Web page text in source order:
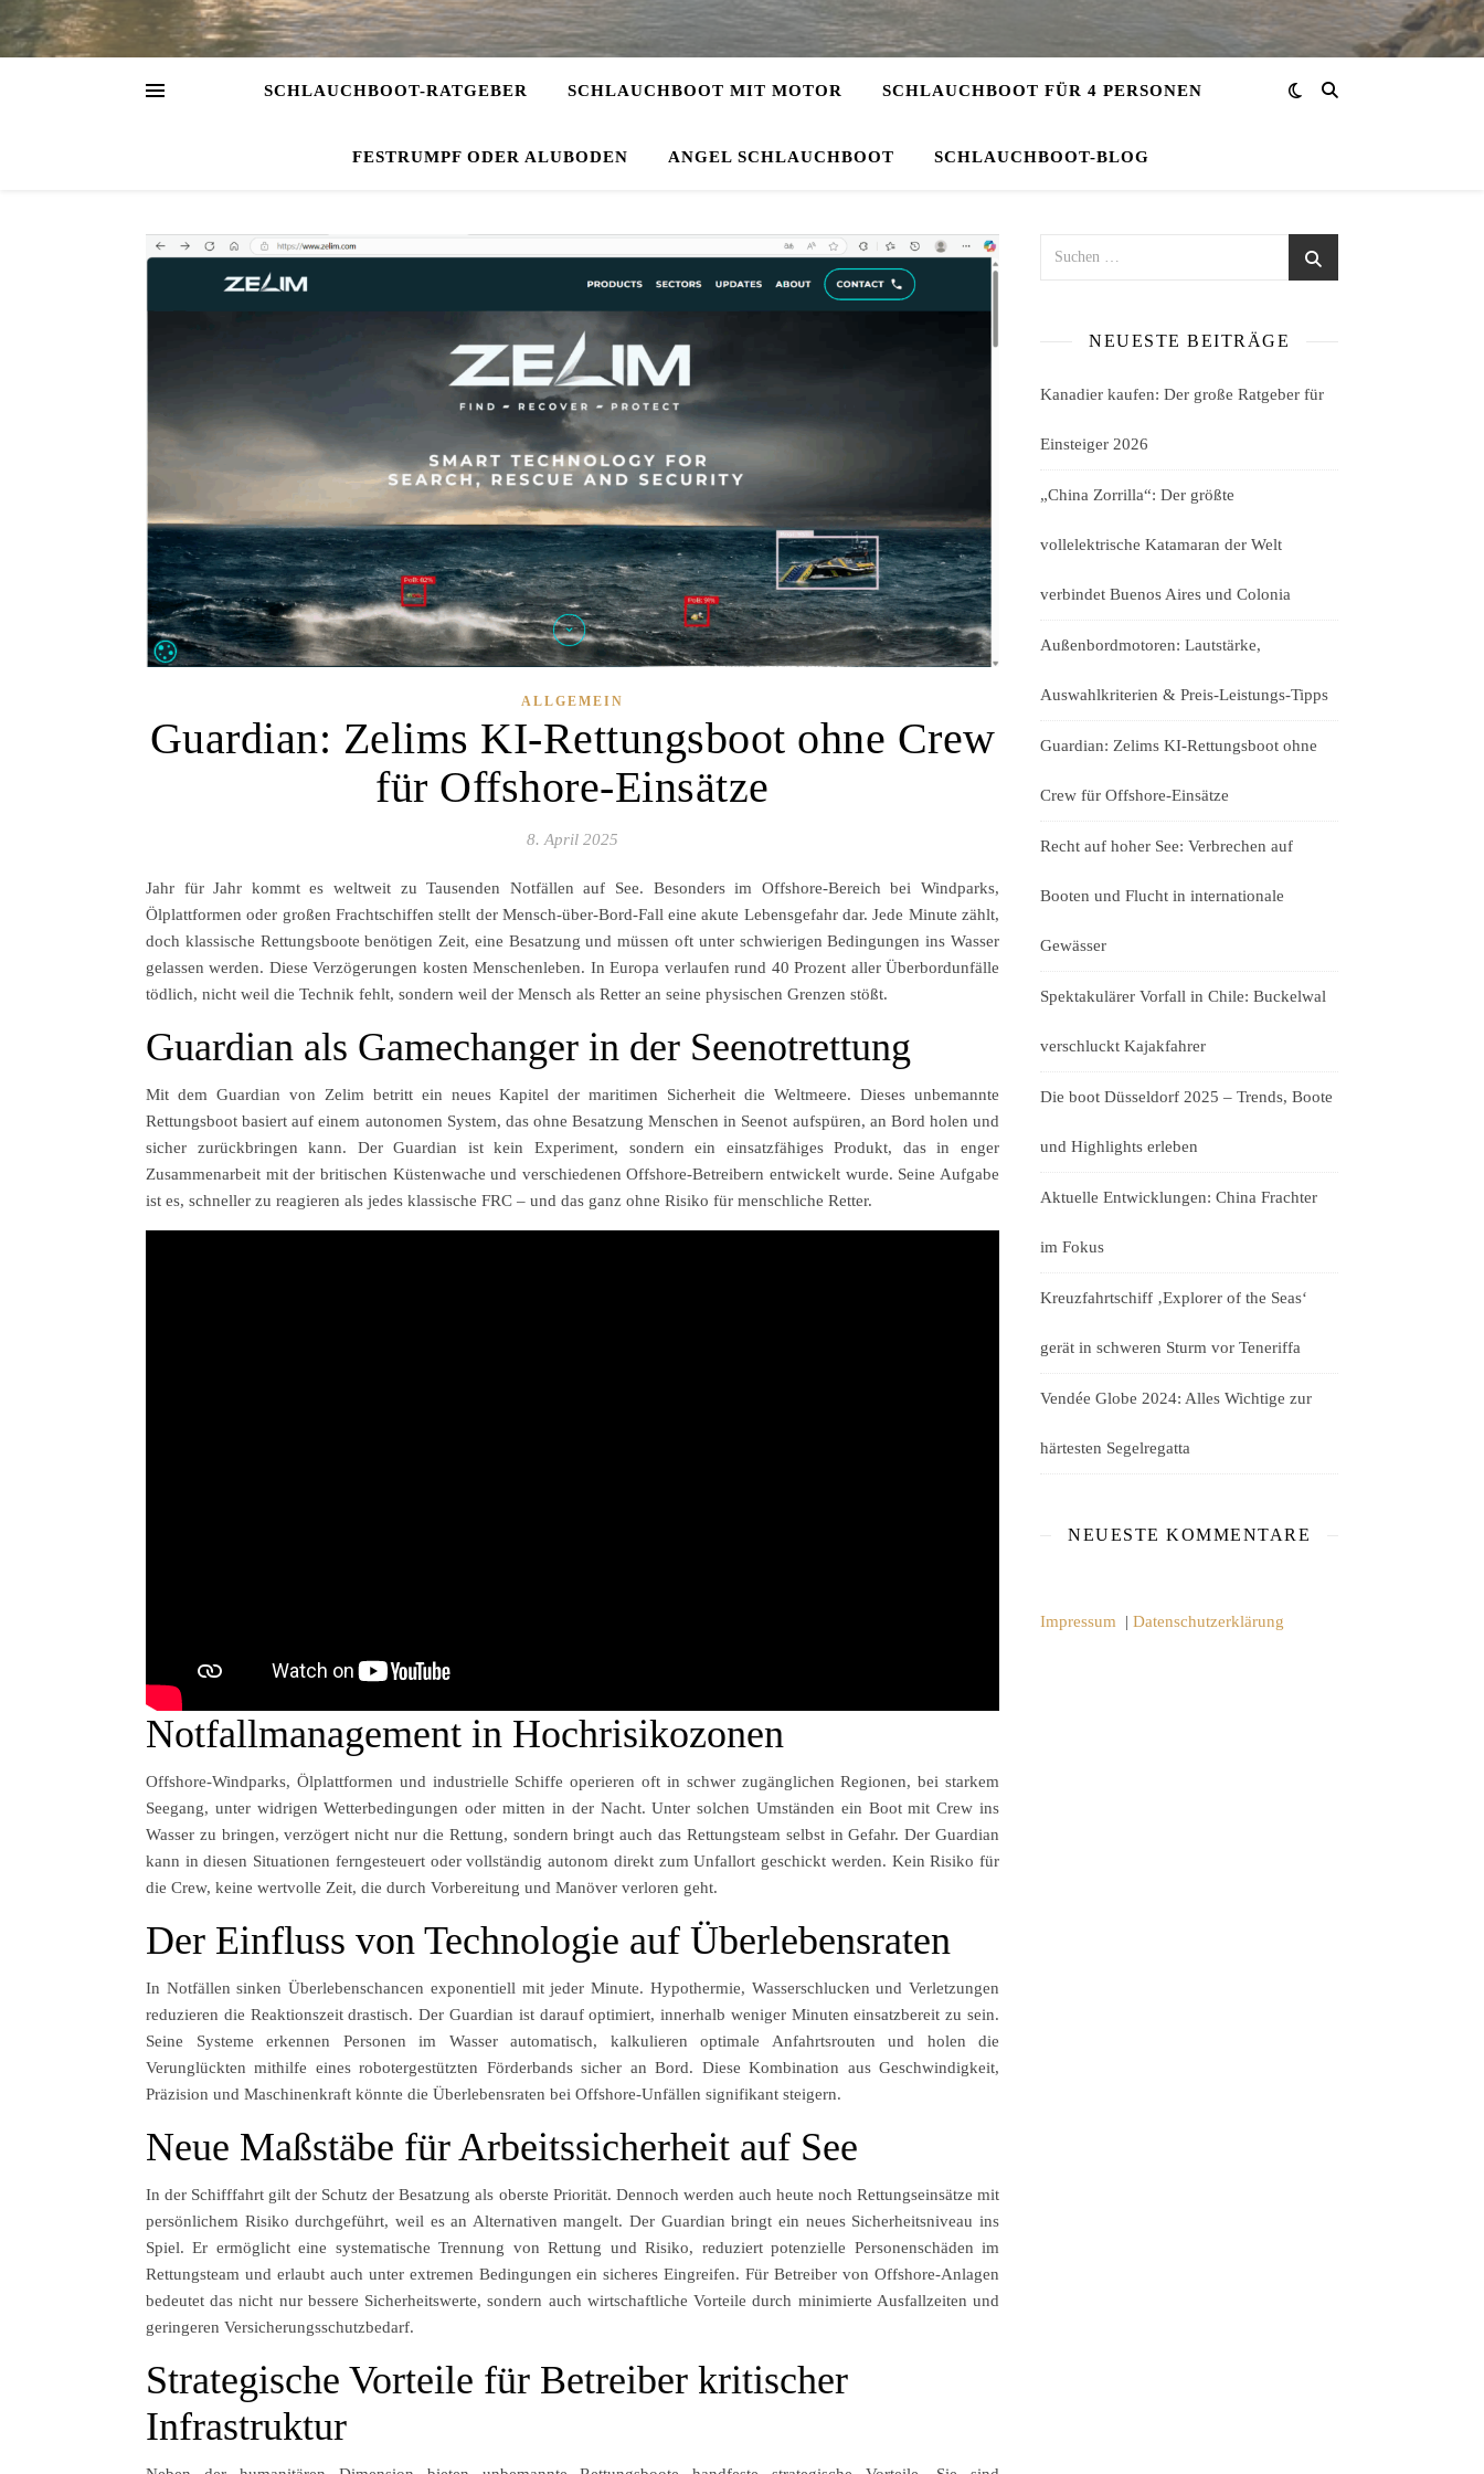
SCHLAUCHBOOT-RATGEBER SCHLAUCHBOOT MIT MOTOR SCHLAUCHBOOT FÜR 4 PERSONEN
FESTRUMPF ODER ALUBODEN ANGEL SCHLAUCHBOOT SCHLAUCHBOOT-BLOG
ALLGEMEIN
Guardian: Zelims KI-Rettungsboot ohne Crew
für Offshore-Einsätze
8. April 2025
Jahr für Jahr kommt es weltweit zu Tausenden Notfällen auf See. Besonders im Offshore-Bereich bei Windparks,
Ölplattformen oder großen Frachtschiffen stellt der Mensch-über-Bord-Fall eine akute Lebensgefahr dar. Jede Minute zählt,
doch klassische Rettungsboote benötigen Zeit, eine Besatzung und müssen oft unter schwierigen Bedingungen ins Wasser
gelassen werden. Diese Verzögerungen kosten Menschenleben. In Europa verlaufen rund 40 Prozent aller Überbordunfälle
tödlich, nicht weil die Technik fehlt, sondern weil der Mensch als Retter an seine physischen Grenzen stößt.
Guardian als Gamechanger in der Seenotrettung
Mit dem Guardian von Zelim betritt ein neues Kapitel der maritimen Sicherheit die Weltmeere. Dieses unbemannte
Rettungsboot basiert auf einem autonomen System, das ohne Besatzung Menschen in Seenot aufspüren, an Bord holen und
sicher zurückbringen kann. Der Guardian ist kein Experiment, sondern ein einsatzfähiges Produkt, das in enger
Zusammenarbeit mit der britischen Küstenwache und verschiedenen Offshore-Betreibern entwickelt wurde. Seine Aufgabe
ist es, schneller zu reagieren als jedes klassische FRC – und das ganz ohne Risiko für menschliche Retter.
Notfallmanagement in Hochrisikozonen
Offshore-Windparks, Ölplattformen und industrielle Schiffe operieren oft in schwer zugänglichen Regionen, bei starkem
Seegang, unter widrigen Wetterbedingungen oder mitten in der Nacht. Unter solchen Umständen ein Boot mit Crew ins
Wasser zu bringen, verzögert nicht nur die Rettung, sondern bringt auch das Rettungsteam selbst in Gefahr. Der Guardian
kann in diesen Situationen ferngesteuert oder vollständig autonom direkt zum Unfallort geschickt werden. Kein Risiko für
die Crew, keine wertvolle Zeit, die durch Vorbereitung und Manöver verloren geht.
Der Einfluss von Technologie auf Überlebensraten
In Notfällen sinken Überlebenschancen exponentiell mit jeder Minute. Hypothermie, Wasserschlucken und Verletzungen
reduzieren die Reaktionszeit drastisch. Der Guardian ist darauf optimiert, innerhalb weniger Minuten einsatzbereit zu sein.
Seine Systeme erkennen Personen im Wasser automatisch, kalkulieren optimale Anfahrtsrouten und holen die
Verunglückten mithilfe eines robotergestützten Förderbands sicher an Bord. Diese Kombination aus Geschwindigkeit,
Präzision und Maschinenkraft könnte die Überlebensraten bei Offshore-Unfällen signifikant steigern.
Neue Maßstäbe für Arbeitssicherheit auf See
In der Schifffahrt gilt der Schutz der Besatzung als oberste Priorität. Dennoch werden auch heute noch Rettungseinsätze mit
persönlichem Risiko durchgeführt, weil es an Alternativen mangelt. Der Guardian bringt ein neues Sicherheitsniveau ins
Spiel. Er ermöglicht eine systematische Trennung von Rettung und Risiko, reduziert potenzielle Personenschäden im
Rettungsteam und erlaubt auch unter extremen Bedingungen ein sicheres Eingreifen. Für Betreiber von Offshore-Anlagen
bedeutet das nicht nur bessere Sicherheitswerte, sondern auch wirtschaftliche Vorteile durch minimierte Ausfallzeiten und
geringeren Versicherungsschutzbedarf.
Strategische Vorteile für Betreiber kritischer
Infrastruktur
NEUESTE BEITRÄGE
Kanadier kaufen: Der große Ratgeber für
Einsteiger 2026
„China Zorrilla“: Der größte
vollelektrische Katamaran der Welt
verbindet Buenos Aires und Colonia
Außenbordmotoren: Lautstärke,
Auswahlkriterien & Preis-Leistungs-Tipps
Guardian: Zelims KI-Rettungsboot ohne
Crew für Offshore-Einsätze
Recht auf hoher See: Verbrechen auf
Booten und Flucht in internationale
Gewässer
Spektakulärer Vorfall in Chile: Buckelwal
verschluckt Kajakfahrer
Die boot Düsseldorf 2025 – Trends, Boote
und Highlights erleben
Aktuelle Entwicklungen: China Frachter
im Fokus
Kreuzfahrtschiff ‚Explorer of the Seas‘
gerät in schweren Sturm vor Teneriffa
Vendée Globe 2024: Alles Wichtige zur
härtesten Segelregatta
NEUESTE KOMMENTARE
Impressum | Datenschutzerklärung